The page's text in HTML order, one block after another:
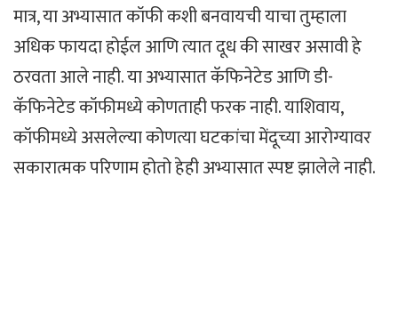
मात्र, या अभ्यासात कॉफी कशी बनवायची याचा तुम्हाला
अधिक फायदा होईल आणि त्यात दूध की साखर असावी हे
ठरवता आले नाही. या अभ्यासात कॅफिनेटेड आणि डी-
कॅफिनेटेड कॉफीमध्ये कोणताही फरक नाही. याशिवाय,
कॉफीमध्ये असलेल्या कोणत्या घटकांचा मेंदूच्या आरोग्यावर
सकारात्मक परिणाम होतो हेही अभ्यासात स्पष्ट झालेले नाही.